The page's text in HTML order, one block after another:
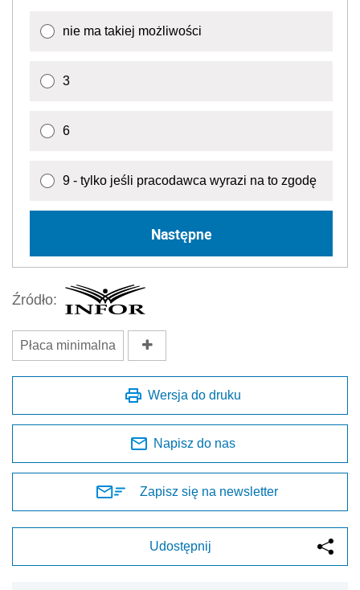
nie ma takiej możliwości
3
6
9 - tylko jeśli pracodawca wyrazi na to zgodę
Następne
Źródło:
Płaca minimalna
Wersja do druku
Napisz do nas
Zapisz się na newsletter
Udostępnij